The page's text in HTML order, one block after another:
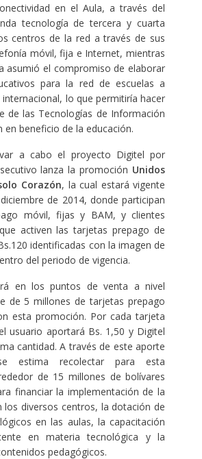
en el Aula, a través del
tecnología de tercera y cuarta
centros de la red a través de sus
móvil, fija e Internet, mientras
asumió el compromiso de elaborar
para la red de escuelas a
internacional, lo que permitiría hacer
de las Tecnologías de Información
en beneficio de la educación.
a cabo el proyecto Digitel por
lanza la promoción Unidos
Corazón, la cual estará vigente
de 2014, donde participan
móvil, fijas y BAM, y clientes
activen las tarjetas prepago de
identificadas con la imagen de
del periodo de vigencia.
en los puntos de venta a nivel
de 5 millones de tarjetas prepago
esta promoción. Por cada tarjeta
usuario aportará Bs. 1,50 y Digitel
cantidad. A través de este aporte
estima recolectar para esta
de 15 millones de bolívares
financiar la implementación de la
los diversos centros, la dotación de
en las aulas, la capacitación
en materia tecnológica y la
pedagógicos.